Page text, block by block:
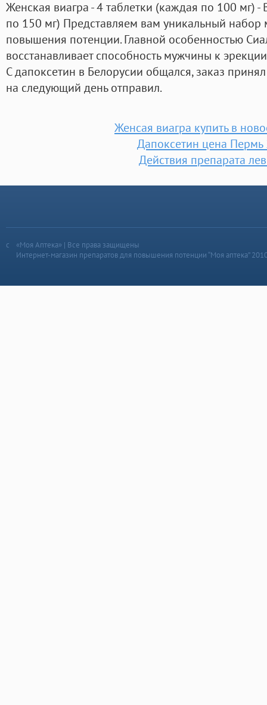
Женская виагра - 4 таблетки (каждая по 100 мг) -
по 150 мг) Представляем вам уникальный набор
повышения потенции. Главной особенностью
восстанавливает способность мужчины к
С дапоксетин в Белорусии общался, заказ
на следующий день отправил.
Женсая виагра купить в
Дапоксетин цена Пермь
Действия препарата
«Моя Аптека» | Все права защищены
Интернет-магазин препаратов для повышения потенции “Моя аптека”